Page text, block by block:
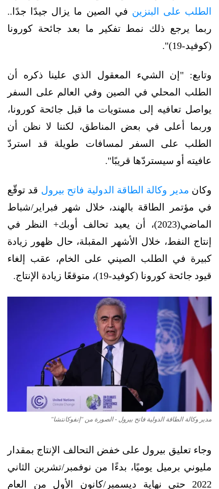
الطلب على البنزين في الصين ما يزال جيدًا جدًا..
ربما يرجع ذلك نمط تفكير ما بعد جائحة كورونا
(كوفيد-19)".
وتابع: "إن الشيء المعقول الذي علينا ذكره أن
الطلب المحلي في الصين وفي العالم على السفر
يواصل تعافيه إلى مستويات ما قبل جائحة كورونا،
وربما أعلى في بعض المناطق، لكننا لا نظن أن
الطلب على السفر لمسافات طويلة قد استردّ
عافيته أو سيستردّها قريبًا".
وكان مدير وكالة الطاقة الدولية فاتح بيرول قد توقّع
في مؤتمر الطاقة بالهند، خلال شهر فبراير/شباط
الماضي(2023)، أن يعيد تحالف أوبك+ النظر في
إنتاج النفط، خلال الأشهر المقبلة، حال ظهور زيادة
كبيرة في الطلب الصيني على الخام، عقب إلغاء
قيود جائحة كورونا (كوفيد-19)، متوقعًا زيادة الإنتاج.
مدير وكالة الطاقة الدولية فاتح بيرول - الصورة من "إنفوكانتشا"
وجاء تعليق بيرول على خفض التحالف الإنتاج بمقدار
مليوني برميل يوميًا، بدءًا من نوفمبر/تشرين الثاني
2022 حتى نهاية ديسمبر/كانون الأول من العام